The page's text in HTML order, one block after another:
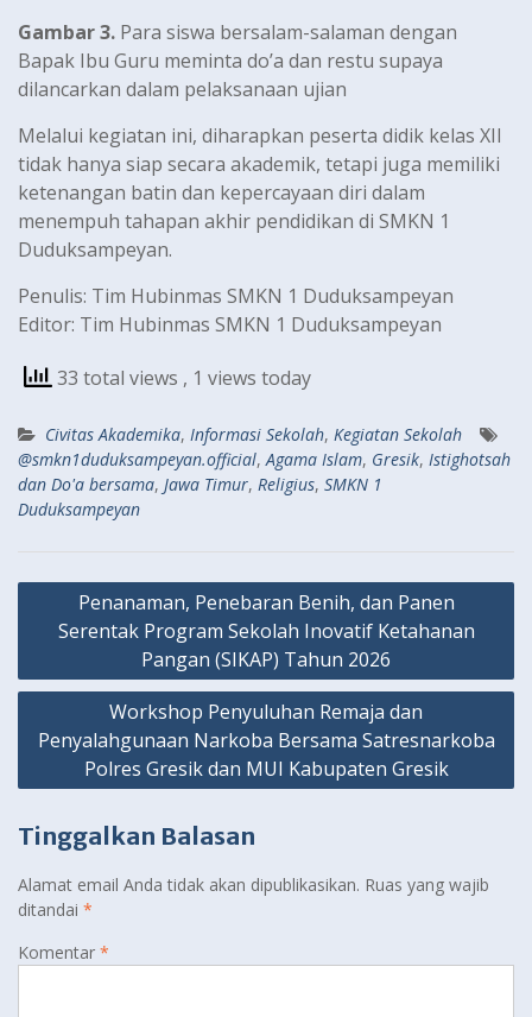
Gambar 3. Para siswa bersalam-salaman dengan
Bapak Ibu Guru meminta do’a dan restu supaya
dilancarkan dalam pelaksanaan ujian
Melalui kegiatan ini, diharapkan peserta didik kelas XII
tidak hanya siap secara akademik, tetapi juga memiliki
ketenangan batin dan kepercayaan diri dalam
menempuh tahapan akhir pendidikan di SMKN 1
Duduksampeyan.
Penulis: Tim Hubinmas SMKN 1 Duduksampeyan
Editor: Tim Hubinmas SMKN 1 Duduksampeyan
33 total views , 1 views today
Civitas Akademika, Informasi Sekolah, Kegiatan Sekolah
@smkn1duduksampeyan.official,Agama Islam, Gresik, Istighotsah
dan Do'a bersama, Jawa Timur, Religius, SMKN 1
Duduksampeyan
Navigasi
Penanaman, Penebaran Benih, dan Panen
Serentak Program Sekolah Inovatif Ketahanan
Pangan (SIKAP) Tahun 2026
Workshop Penyuluhan Remaja dan
Penyalahgunaan Narkoba Bersama Satresnarkoba
Polres Gresik dan MUI Kabupaten Gresik
Tinggalkan Balasan
Alamat email Anda tidak akan dipublikasikan. Ruas yang wajib
ditandai *
Komentar *